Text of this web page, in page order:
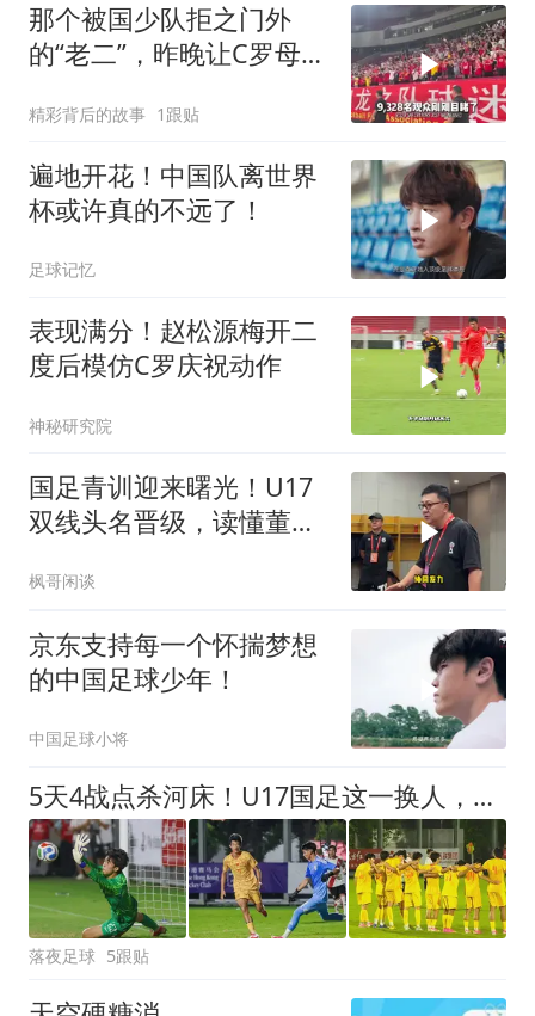
那个被国少队拒之门外
的“老二”，昨晚让C罗母队
精彩背后的故事 1跟贴
遍地开花！中国队离世界
杯或许真的不远了！
足球记忆
表现满分！赵松源梅开二
度后模仿C罗庆祝动作
神秘研究院
国足青训迎来曙光！U17
双线头名晋级，读懂董路
枫哥闲谈
京东支持每一个怀揣梦想
的中国足球少年！
中国足球小将
5天4战点杀河床！U17国足这一换人，炸出中国足球最稀缺的基因
落夜足球 5跟贴